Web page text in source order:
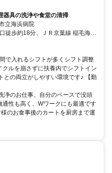
器具の洗浄や食堂の清掃
立海浜病院
徒歩約18分、ＪＲ京葉線 稲毛海岸
武蔵野線 海浜幕張南口(公園口)徒
（車通勤可）
で入れるシフトが多くシフト調整
ルを崩さずに扶養内でシフトイン
との両立がしやすい環境です♪ 【勤
浄のお仕事。自分のペースで没頭
性も高く、Wワークにも最適です
のお食事後のカートを厨房まで運